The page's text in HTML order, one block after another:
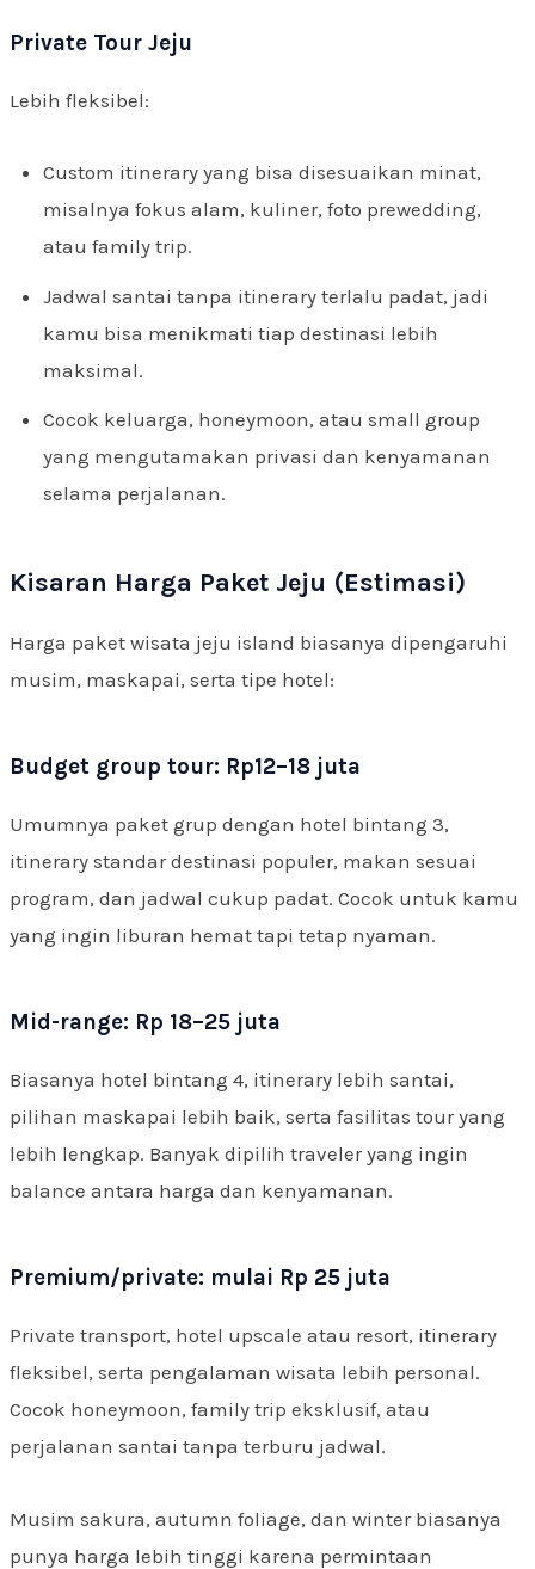
Private Tour Jeju
Lebih fleksibel:
Custom itinerary yang bisa disesuaikan minat,
misalnya fokus alam, kuliner, foto prewedding,
atau family trip.
Jadwal santai tanpa itinerary terlalu padat, jadi
kamu bisa menikmati tiap destinasi lebih
maksimal.
Cocok keluarga, honeymoon, atau small group
yang mengutamakan privasi dan kenyamanan
selama perjalanan.
Kisaran Harga Paket Jeju (Estimasi)
Harga paket wisata jeju island biasanya dipengaruhi
musim, maskapai, serta tipe hotel:
Budget group tour: Rp12–18 juta
Umumnya paket grup dengan hotel bintang 3,
itinerary standar destinasi populer, makan sesuai
program, dan jadwal cukup padat. Cocok untuk kamu
yang ingin liburan hemat tapi tetap nyaman.
Mid-range: Rp 18–25 juta
Biasanya hotel bintang 4, itinerary lebih santai,
pilihan maskapai lebih baik, serta fasilitas tour yang
lebih lengkap. Banyak dipilih traveler yang ingin
balance antara harga dan kenyamanan.
Premium/private: mulai Rp 25 juta
Private transport, hotel upscale atau resort, itinerary
fleksibel, serta pengalaman wisata lebih personal.
Cocok honeymoon, family trip eksklusif, atau
perjalanan santai tanpa terburu jadwal.
Musim sakura, autumn foliage, dan winter biasanya
punya harga lebih tinggi karena permintaan